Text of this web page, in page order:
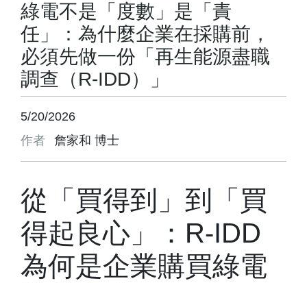
綠電不是「度數」是「責
任」：為什麼企業在採購前，
必須先做一份「再生能源盡職
調查（R-IDD）」
5/20/2026
作者
詹家和 博士
從「買得到」到「買
得起良心」：R-IDD
為何是企業購買綠電